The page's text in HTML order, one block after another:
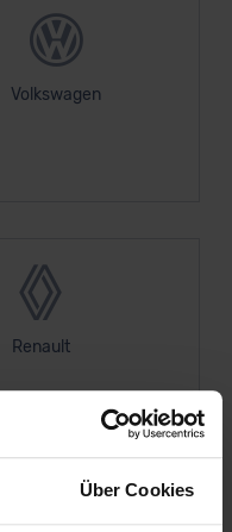
Über Cookies
Volkswagen
Renault